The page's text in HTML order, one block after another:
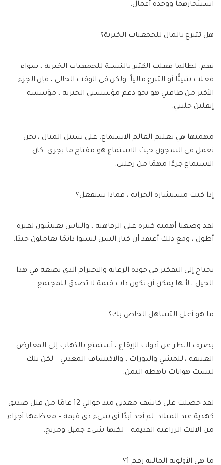
استئجارهما ووحدة أعمال.
هل تتبرع بالمال للجمعيات الخيرية؟
نعم. لطالما فعلت الكثير بالنسبة للجمعيات الخيرية ، سواء
فعلت شيئًا أو التبرع مالياً. ولكن في الوقت الحالي ، فإن الجزء
الأكبر من طاقتي هو نحو دعم مؤسستي الخيرية ، مؤسسة
إيفلين جليني.
مهمتها هي تعليم العالم الاستماع. على سبيل المثال ، نحن
نعمل في السجون حيث الاستماع هو مفتاح ما يجري. كان
الاستماع جزءًا مهمًا من رحلتي.
إذا كنت مستشارة الخزانة ، فماذا ستفعل؟
لقد وضعنا أهمية كبيرة على الرفاهية ، والناس يعيشون لفترة
أطول ، ومع ذلك أعتقد أن كبار السن ليسوا دائمًا يعاملون جيدًا.
نحتاج إلى التفكير في جودة الرعاية والاحترام الذي نضعه في هذا
الجيل ، لأنها يمكن أن تكون ذات قيمة لا تصدق للمجتمع.
ما هو أعلى التساهل الخاص بك؟
بصرف النظر عن أدوات الإيقاع ، أستمتع بالذهاب إلى المعارض
العتيقة ، للمشي والدورات ، والاكتشاف المعدني – لكن تلك
ليست هوايات باهظة الثمن.
لقد حصلت على كاشف معدني منذ حوالي 12 عامًا من قبل صديق
كهدية عيد الميلاد. لم أجد أبدًا أي شيء ذي قيمة – معظمها أجزاء
من الآلات الزراعية القديمة – لكنها شيء جميل ومريح.
ما هي الأولوية المالية رقم 1؟